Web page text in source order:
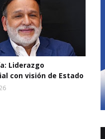
Liderazgo
con visión de Estado